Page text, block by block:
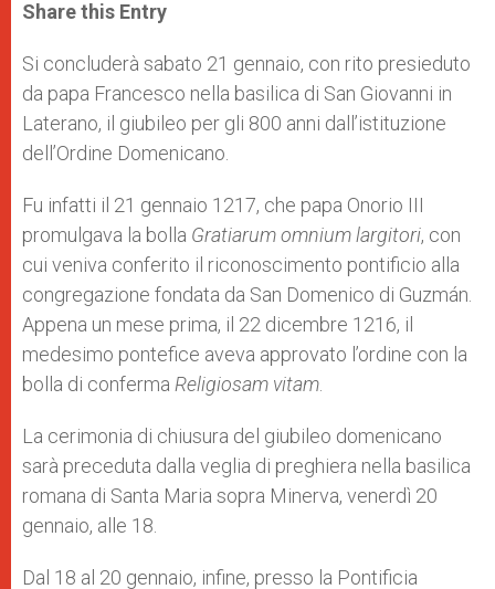
t
s
p
p
s
e
g
e
r
e
b
o
k
r
Share this Entry
Si concluderà sabato 21 gennaio, con rito presieduto
da papa Francesco nella basilica di San Giovanni in
Laterano, il giubileo per gli 800 anni dall’istituzione
dell’Ordine Domenicano.
Fu infatti il 21 gennaio 1217, che papa Onorio III
promulgava la bolla Gratiarum omnium largitori, con
cui veniva conferito il riconoscimento pontificio alla
congregazione fondata da San Domenico di Guzmán.
Appena un mese prima, il 22 dicembre 1216, il
medesimo pontefice aveva approvato l’ordine con la
bolla di conferma Religiosam vitam.
La cerimonia di chiusura del giubileo domenicano
sarà preceduta dalla veglia di preghiera nella basilica
romana di Santa Maria sopra Minerva, venerdì 20
gennaio, alle 18.
Dal 18 al 20 gennaio, infine, presso la Pontificia